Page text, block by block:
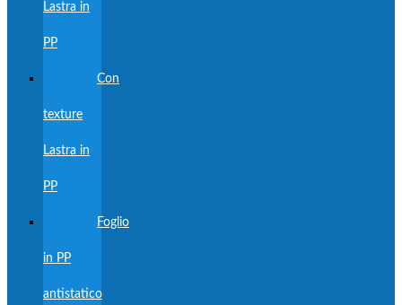
Lastra in
PP
Con
texture
Lastra in
PP
Foglio
in PP
antistatico